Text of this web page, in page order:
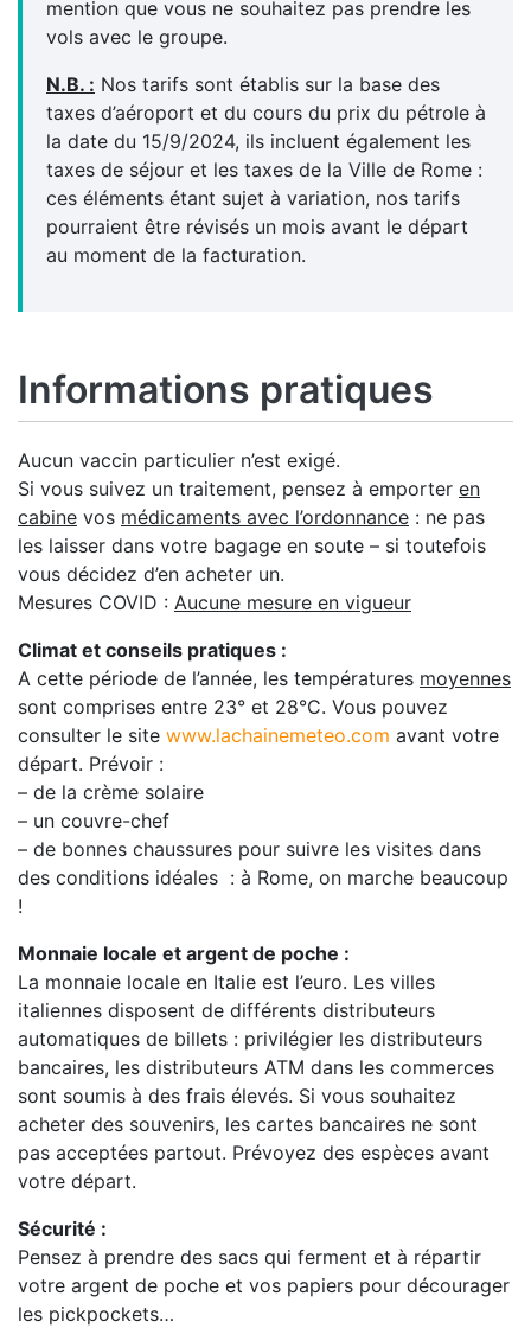
mention que vous ne souhaitez pas prendre les
vols avec le groupe.
N.B. : Nos tarifs sont établis sur la base des
taxes d’aéroport et du cours du prix du pétrole à
la date du 15/9/2024, ils incluent également les
taxes de séjour et les taxes de la Ville de Rome :
ces éléments étant sujet à variation, nos tarifs
pourraient être révisés un mois avant le départ
au moment de la facturation.
Informations pratiques
Aucun vaccin particulier n’est exigé.
Si vous suivez un traitement, pensez à emporter en
cabine vos médicaments avec l’ordonnance : ne pas
les laisser dans votre bagage en soute – si toutefois
vous décidez d’en acheter un.
Mesures COVID : Aucune mesure en vigueur
Climat et conseils pratiques :
A cette période de l’année, les températures moyennes
sont comprises entre 23° et 28°C. Vous pouvez
consulter le site www.lachainemeteo.com avant votre
départ. Prévoir :
– de la crème solaire
– un couvre-chef
– de bonnes chaussures pour suivre les visites dans
des conditions idéales : à Rome, on marche beaucoup
!
Monnaie locale et argent de poche :
La monnaie locale en Italie est l’euro. Les villes
italiennes disposent de différents distributeurs
automatiques de billets : privilégier les distributeurs
bancaires, les distributeurs ATM dans les commerces
sont soumis à des frais élevés. Si vous souhaitez
acheter des souvenirs, les cartes bancaires ne sont
pas acceptées partout. Prévoyez des espèces avant
votre départ.
Sécurité :
Pensez à prendre des sacs qui ferment et à répartir
votre argent de poche et vos papiers pour décourager
les pickpockets…